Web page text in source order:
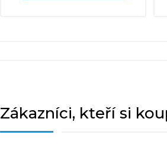
Zákazníci, kteří si